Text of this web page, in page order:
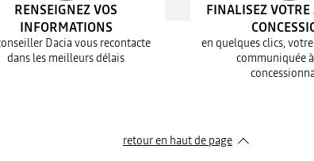
RENSEIGNEZ VOS
INFORMATIONS
Dacia vous recontacte
dans les meilleurs délais
FINALISEZ VOTRE
en quelques clics,
communiquée
retour en haut de page​